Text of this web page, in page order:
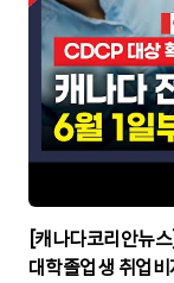
▶
[캐나다코리안뉴
대학졸업생 취업